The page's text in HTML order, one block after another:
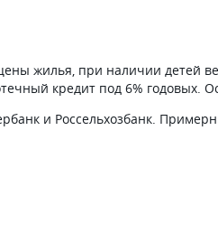
сдачи дома и передаче
Для тех, кто покупает
вообще актуально.
два нюанса, которые заметила:
жилья, при наличии детей
кредит под 6% годовых.
и Россельхозбанк.